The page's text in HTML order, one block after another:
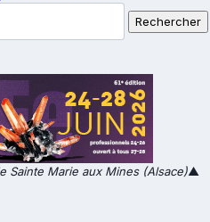
Sainte Marie aux Mines (Alsace)▲